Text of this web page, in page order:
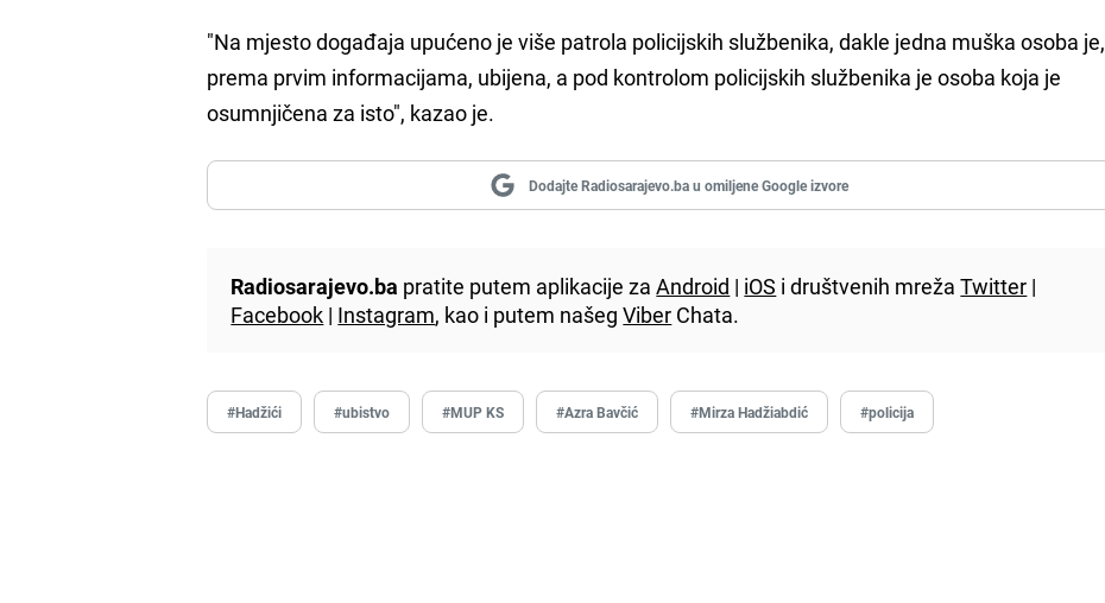
"Na mjesto događaja upućeno je više patrola policijskih službenika, dakle jedna muška osoba je,
prema prvim informacijama, ubijena, a pod kontrolom policijskih službenika je osoba koja je
osumnjičena za isto", kazao je.
Dodajte Radiosarajevo.ba u omiljene Google izvore
Radiosarajevo.ba pratite putem aplikacije zaAndroid | iOS i društvenih mrežaTwitter |
Facebook | Instagram, kao i putem našegViber Chata.
#Hadžići #ubistvo #MUP KS #Azra Bavčić #Mirza Hadžiabdić #policija